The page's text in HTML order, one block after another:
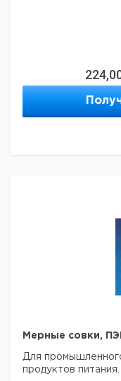
Мерные совки,
Для
продуктов питания.